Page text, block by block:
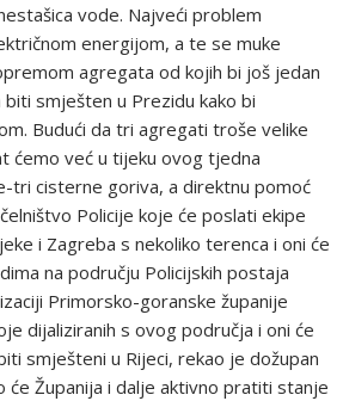
vode. Najveći problem
energijom, a te se muke
agregata od kojih bi još jedan
smješten u Prezidu kako bi
Budući da tri agregati troše velike
ćemo već u tijeku ovog tjedna
tri cisterne goriva, a direktnu pomoć
Policije koje će poslati ekipe
i Zagreba s nekoliko terenca i oni će
na području Policijskih postaja
Primorsko-goranske županije
dijaliziranih s ovog područja i oni će
smješteni u Rijeci, rekao je dožupan
će Županija i dalje aktivno pratiti stanje